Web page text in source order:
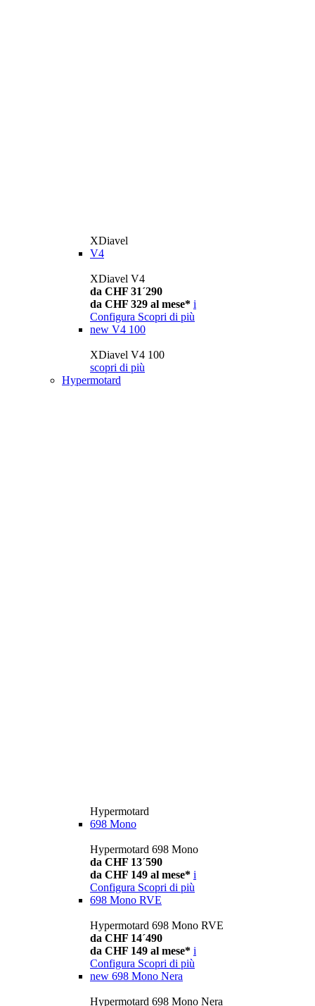
XDiavel
V4
XDiavel V4
da CHF 31´290
da CHF 329 al mese* i
Configura Scopri di più
new V4 100
XDiavel V4 100
scopri di più
Hypermotard
Hypermotard
698 Mono
Hypermotard 698 Mono
da CHF 13´590
da CHF 149 al mese* i
Configura Scopri di più
698 Mono RVE
Hypermotard 698 Mono RVE
da CHF 14´490
da CHF 149 al mese* i
Configura Scopri di più
new 698 Mono Nera
Hypermotard 698 Mono Nera